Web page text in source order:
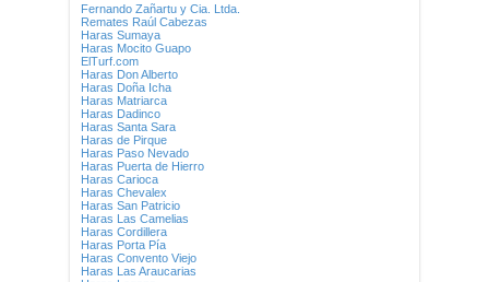
Fernando Zañartu y Cia. Ltda.
Remates Raúl Cabezas
Haras Sumaya
Haras Mocito Guapo
ElTurf.com
Haras Don Alberto
Haras Doña Icha
Haras Matriarca
Haras Dadinco
Haras Santa Sara
Haras de Pirque
Haras Paso Nevado
Haras Puerta de Hierro
Haras Carioca
Haras Chevalex
Haras San Patricio
Haras Las Camelias
Haras Cordillera
Haras Porta Pía
Haras Convento Viejo
Haras Las Araucarias